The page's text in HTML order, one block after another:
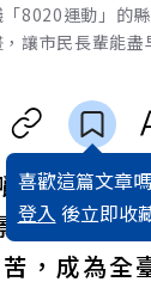
8020運動」的
讓市民長輩能盡
喜歡這篇文章
登入 後立即收
，甚至吞
響甚鉅。
，成為全